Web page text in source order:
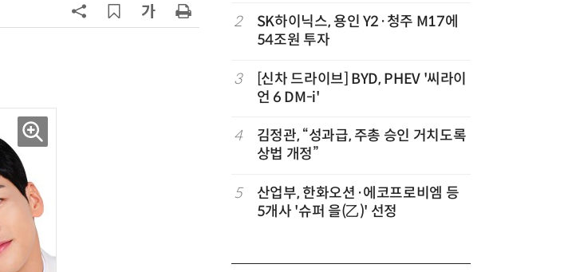
1000원 커피·45㎝ 피자…트레이
CJ대한통운, 이마트24 택배 다시 맡
는다
트럼프, '반도체 핵심 원료' 폴리실리
콘 파생상품에 15% 관세
2
SK하이닉스, 용인 Y2·청주 M17에
54조원 투자
3
[신차 드라이브] BYD, PHEV '씨라이
언 6 DM-i'
4
김정관, “성과급, 주총 승인 거치도록
상법 개정”
5
산업부, 한화오션·에코프로비엠 등
5개사 '슈퍼 을(乙)' 선정